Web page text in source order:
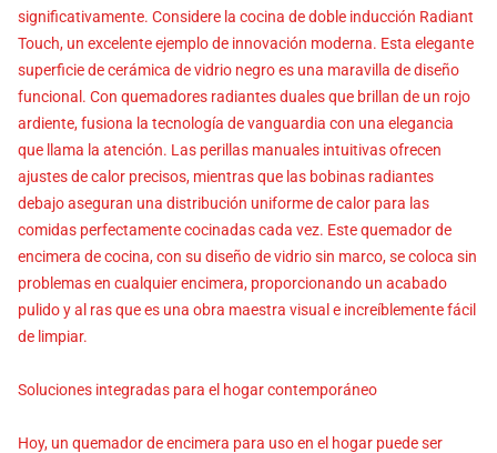
significativamente. Considere la cocina de doble inducción Radiant
Touch, un excelente ejemplo de innovación moderna. Esta elegante
superficie de cerámica de vidrio negro es una maravilla de diseño
funcional. Con quemadores radiantes duales que brillan de un rojo
ardiente, fusiona la tecnología de vanguardia con una elegancia
que llama la atención. Las perillas manuales intuitivas ofrecen
ajustes de calor precisos, mientras que las bobinas radiantes
debajo aseguran una distribución uniforme de calor para las
comidas perfectamente cocinadas cada vez. Este quemador de
encimera de cocina, con su diseño de vidrio sin marco, se coloca sin
problemas en cualquier encimera, proporcionando un acabado
pulido y al ras que es una obra maestra visual e increíblemente fácil
de limpiar.
Soluciones integradas para el hogar contemporáneo
Hoy, un quemador de encimera para uso en el hogar puede ser